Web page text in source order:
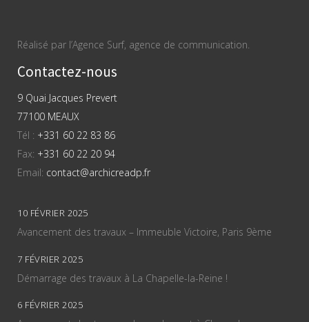
Réalisé par l’Agence Surf, agence de communication.
Contactez-nous
9 Quai Jacques Prevert
77100 MEAUX
Tél : +331 60 22 83 86
Fax: +331 60 22 20 94
Email: contact@archicreadp.fr
10 FÉVRIER 2025
Avancement des travaux – Immeuble Victoire, Paris 9ème
7 FÉVRIER 2025
Démarrage des travaux à La Chapelle-la-Reine !
6 FÉVRIER 2025